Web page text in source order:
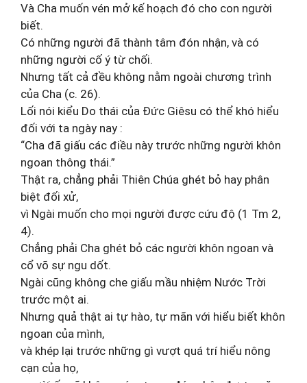
Và Cha muốn vén mở kế hoạch đó cho con người
biết.
Có những người đã thành tâm đón nhận, và có
những người cố ý từ chối.
Nhưng tất cả đều không nằm ngoài chương trình
của Cha (c. 26).
Lối nói kiểu Do thái của Đức Giêsu có thể khó hiểu
đối với ta ngày nay :
“Cha đã giấu các điều này trước những người khôn
ngoan thông thái.”
Thật ra, chẳng phải Thiên Chúa ghét bỏ hay phân
biệt đối xử,
vì Ngài muốn cho mọi người được cứu độ (1 Tm 2,
4).
Chẳng phải Cha ghét bỏ các người khôn ngoan và
cổ võ sự ngu dốt.
Ngài cũng không che giấu mầu nhiệm Nước Trời
trước một ai.
Nhưng quả thật ai tự hào, tự mãn với hiểu biết khôn
ngoan của mình,
và khép lại trước những gì vượt quá trí hiểu nông
cạn của họ,